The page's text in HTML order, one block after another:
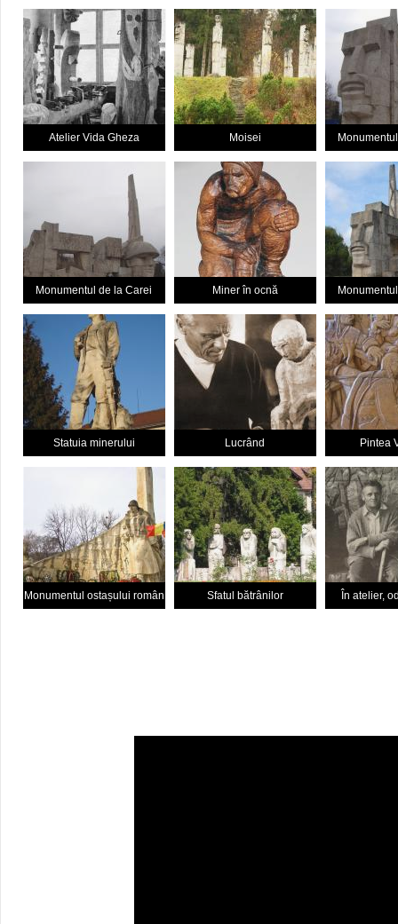
Atelier Vida Gheza Moisei
Monumentul de la Carei Miner în ocnă
Statuia minerului Lucrând Pintea
Monumentul ostașului român Sfatul bătrânilor În atelier,